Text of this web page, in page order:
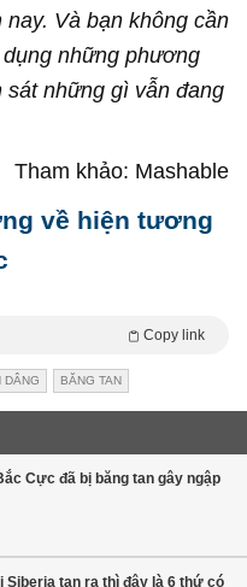
nay. Và bạn không cần
những phương
sát những gì vẫn đang
Tham khảo: Mashable
về hiện tương
Copy link
DÂNG BĂNG TAN
Cực đã bị băng tan gây ngập
Siberia tan ra thì đây là 6 thứ có